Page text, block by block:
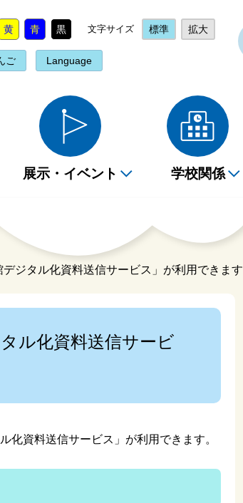
黄 青 黒 文字サイズ 標準 拡大
ご Language
貸出・返却について
新着図書検索
2階詳細情報
展示・イベント
定例読み聞かせ
学校関係
ジタル化資料送信サービス」が利用できます
ル化資料送信サービ
化資料送信サービス」が利用できます。